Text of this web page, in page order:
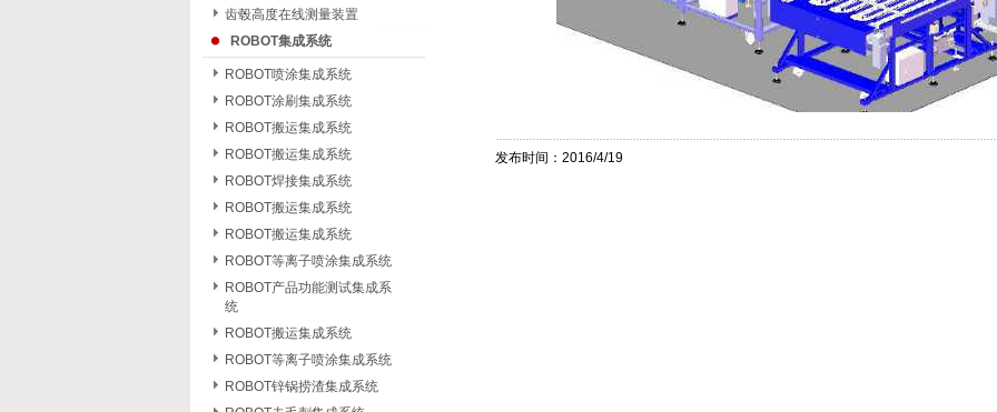
齿毂高度在线测量装置
ROBOT集成系统
ROBOT喷涂集成系统
ROBOT涂刷集成系统
ROBOT搬运集成系统
ROBOT搬运集成系统
ROBOT焊接集成系统
ROBOT搬运集成系统
ROBOT搬运集成系统
ROBOT等离子喷涂集成系统
ROBOT产品功能测试集成系
统
ROBOT搬运集成系统
ROBOT等离子喷涂集成系统
ROBOT锌锅捞渣集成系统
发布时间：2016/4/19